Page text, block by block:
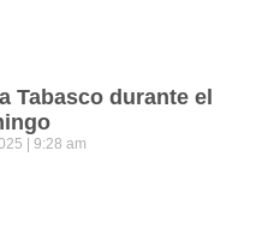
Tabasco durante el
9:28 am